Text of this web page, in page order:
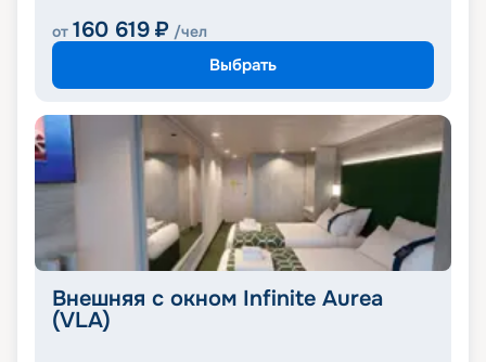
от 160 619 ₽ /чел
Выбрать
Внешняя с окном Infinite Aurea
(VLA)